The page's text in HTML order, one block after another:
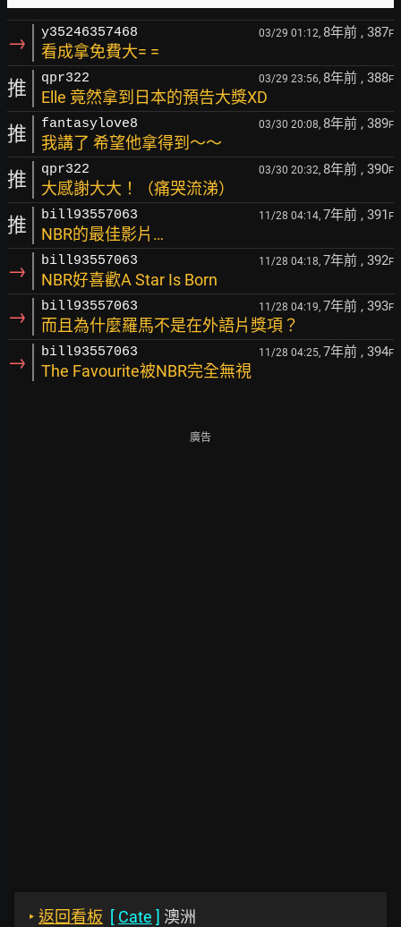
→ y35246357468 03/29 01:12, 8年前 , 387F
看成拿免費大= =
推 qpr322 03/29 23:56, 8年前 , 388F
Elle 竟然拿到日本的預告大獎XD
推 fantasylove8 03/30 20:08, 8年前 , 389F
我講了 希望他拿得到～～
推 qpr322 03/30 20:32, 8年前 , 390F
大感謝大大！（痛哭流涕）
推 bill93557063 11/28 04:14, 7年前 , 391 F
NBR的最佳影片…
→ bill93557063 11/28 04:18, 7年前 , 392F
NBR好喜歡A Star Is Born
→ bill93557063 11/28 04:19, 7年前 , 393F
而且為什麼羅馬不是在外語片獎項？
→ bill93557063 11/28 04:25, 7年前 , 394F
The Favourite被NBR完全無視
廣告
‣ 返回看板 [ Cate ] 澳洲